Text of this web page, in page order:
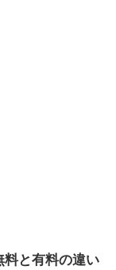
と有料の違い